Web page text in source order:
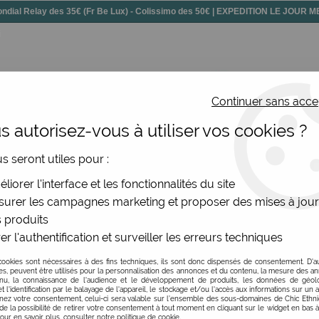
Relay des 35€ (Fr Be Lux) - Colissimo des 50€ | EXPEDITION LE JOUR
Chaussures Bijoux
femmes à motifs.
graphiques… ce sont tout d’abord les imprimés si
si belle robe qu’on vous demandera à chaque où vous
Continuer sans
autorisez-vous à utiliser vos cookies ?
seront utiles pour :
l'interface et les fonctionnalités du site
les campagnes marketing et proposer des mises à
produits
l'authentification et surveiller les erreurs techniques
sont nécessaires à des fins techniques, ils sont donc dispensés de consentement.
peuvent être utilisés pour la personnalisation des annonces et du contenu, la mesure des
la connaissance de l'audience et le développement de produits, les données de
l'identification par le balayage de l'appareil, le stockage et/ou l'accès aux informations sur un
votre consentement, celui-ci sera valable sur l’ensemble des sous-domaines de Chic
la possibilité de retirer votre consentement à tout moment en cliquant sur le widget en bas
en savoir plus, consulter notre politique de cookie.